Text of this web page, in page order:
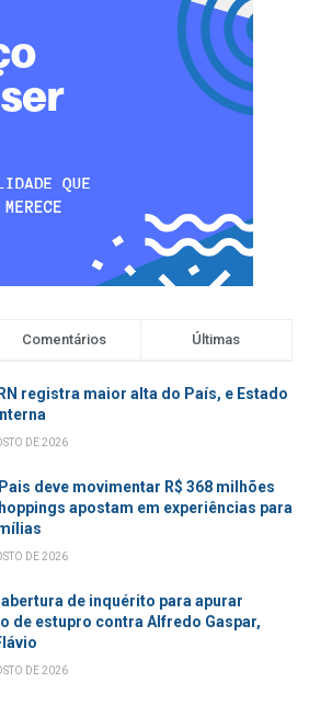
Comentários Últimas
registra maior alta do País, e Estado
DE 2026
deve movimentar R$ 368 milhões
apostam em experiências para
DE 2026
abertura de inquérito para apurar
de estupro contra Alfredo Gaspar,
DE 2026